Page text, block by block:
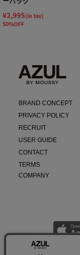
¥2,995(in tax)
50%OFF
BRAND CONCEPT
PRIVACY POLICY
RECRUIT
USER GUIDE
CONTACT
TERMS
COMPANY